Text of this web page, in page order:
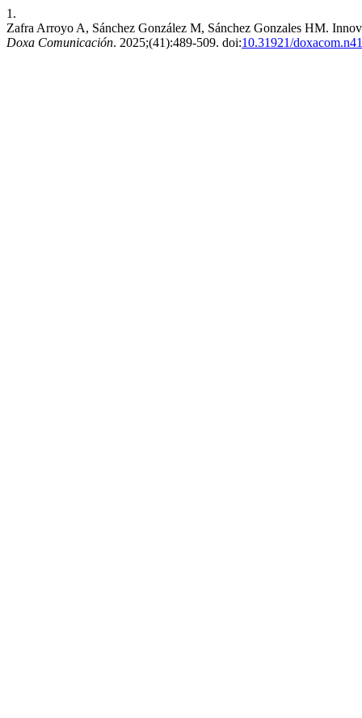
1.
Zafra Arroyo A, Sánchez González M, Sánchez Gonzales HM.
Doxa Comunicación. 2025;(41):489-509. doi:10.31921/